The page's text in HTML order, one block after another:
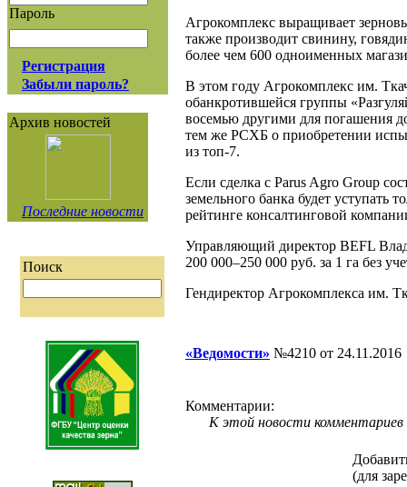
Пароль
Регистрация
Забыли пароль?
Архив новостей
Последние новости
Поиск
Агрокомплекс выращивает
также производит свинину,
более чем 600 одноименных
В этом году Агрокомплекс им.
обанкротившейся группы
восемью другими для погашения
тем же РСХБ о приобретении
из топ-7.
Если сделка с Parus Agro Group
земельного банка будет уступать
рейтинге консалтинговой
Управляющий директор BEFL
200 000–250 000 руб. за 1 га без
Гендиректор Агрокомплекса им.
«Ведомости» №4210 от 24.11.2016
Комментарии:
К этой новости комментариев
(для